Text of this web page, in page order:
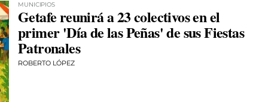
MUNICIPIOS
Getafe reunirá a 23 colectivos en el
primer 'Día de las Peñas' de sus Fiestas
Patronales
ROBERTO LÓPEZ